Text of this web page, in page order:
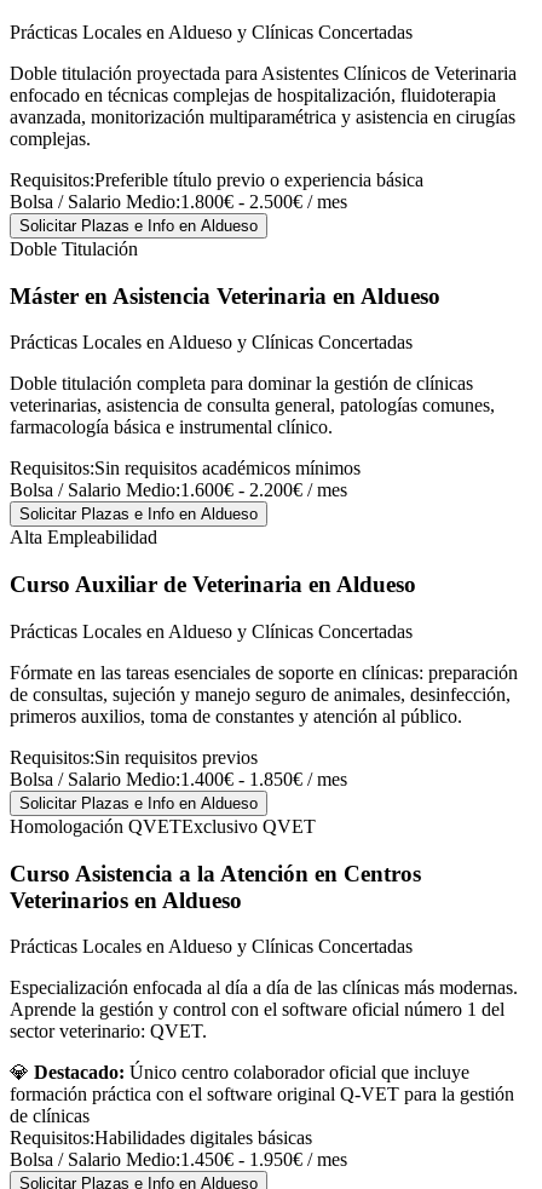
Prácticas Locales en Aldueso y Clínicas Concertadas
Doble titulación proyectada para Asistentes Clínicos de Veterinaria
enfocado en técnicas complejas de hospitalización, fluidoterapia
avanzada, monitorización multiparamétrica y asistencia en cirugías
complejas.
Requisitos:Preferible título previo o experiencia básica
Bolsa / Salario Medio:1.800€ - 2.500€ / mes
Solicitar Plazas e Info en Aldueso
Doble Titulación
Máster en Asistencia Veterinaria en Aldueso
Prácticas Locales en Aldueso y Clínicas Concertadas
Doble titulación completa para dominar la gestión de clínicas
veterinarias, asistencia de consulta general, patologías comunes,
farmacología básica e instrumental clínico.
Requisitos:Sin requisitos académicos mínimos
Bolsa / Salario Medio:1.600€ - 2.200€ / mes
Solicitar Plazas e Info en Aldueso
Alta Empleabilidad
Curso Auxiliar de Veterinaria en Aldueso
Prácticas Locales en Aldueso y Clínicas Concertadas
Fórmate en las tareas esenciales de soporte en clínicas: preparación
de consultas, sujeción y manejo seguro de animales, desinfección,
primeros auxilios, toma de constantes y atención al público.
Requisitos:Sin requisitos previos
Bolsa / Salario Medio:1.400€ - 1.850€ / mes
Solicitar Plazas e Info en Aldueso
Homologación QVETExclusivo QVET
Curso Asistencia a la Atención en Centros
Veterinarios en Aldueso
Prácticas Locales en Aldueso y Clínicas Concertadas
Especialización enfocada al día a día de las clínicas más modernas.
Aprende la gestión y control con el software oficial número 1 del
sector veterinario: QVET.
💎 Destacado: Único centro colaborador oficial que incluye
formación práctica con el software original Q-VET para la gestión
de clínicas
Requisitos:Habilidades digitales básicas
Bolsa / Salario Medio:1.450€ - 1.950€ / mes
Solicitar Plazas e Info en Aldueso